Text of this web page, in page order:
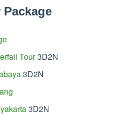
Tour3D2N
3D2N
3D2N